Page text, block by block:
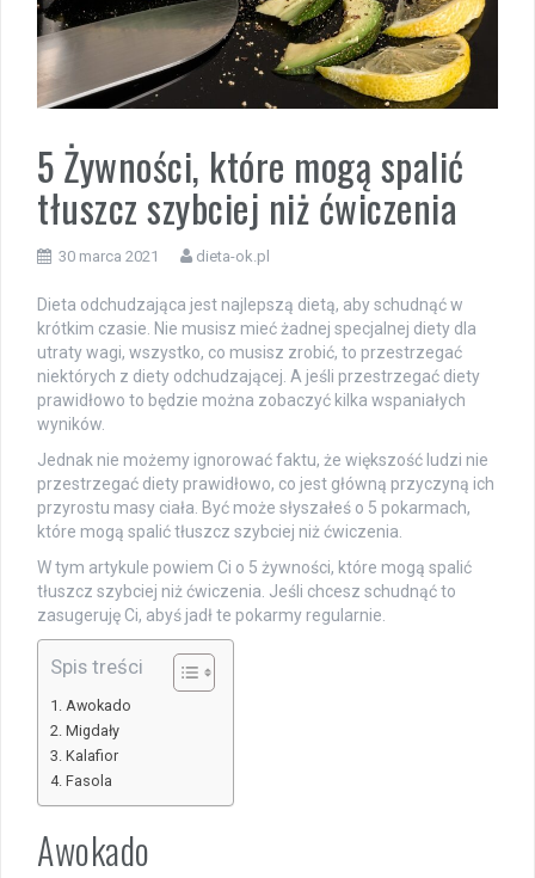
5 Żywności, które mogą spalić
tłuszcz szybciej niż ćwiczenia
30 marca 2021 dieta-ok.pl
Dieta odchudzająca jest najlepszą dietą, aby schudnąć w
krótkim czasie. Nie musisz mieć żadnej specjalnej diety dla
utraty wagi, wszystko, co musisz zrobić, to przestrzegać
niektórych z diety odchudzającej. A jeśli przestrzegać diety
prawidłowo to będzie można zobaczyć kilka wspaniałych
wyników.
Jednak nie możemy ignorować faktu, że większość ludzi nie
przestrzegać diety prawidłowo, co jest główną przyczyną ich
przyrostu masy ciała. Być może słyszałeś o 5 pokarmach,
które mogą spalić tłuszcz szybciej niż ćwiczenia.
W tym artykule powiem Ci o 5 żywności, które mogą spalić
tłuszcz szybciej niż ćwiczenia. Jeśli chcesz schudnąć to
zasugeruję Ci, abyś jadł te pokarmy regularnie.
Spis treści
Awokado
Migdały
Kalafior
Fasola
Awokado